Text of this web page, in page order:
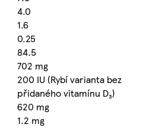
4.0
1.6
0.25
84.5
702 mg
200 IU (Rybí varianta bez
přidaného vitamínu D₃)
620 mg
1.2 mg